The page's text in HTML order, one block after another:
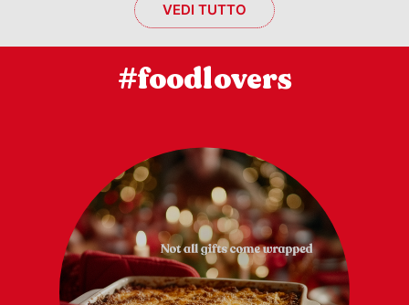
VEDI TUTTO
#foodlovers